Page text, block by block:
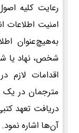
رعایت کلیه
امنیت اطلاعات
به‌هیچ‌عنوان
شخص، نهاد یا
اقدامات
مترجمان در یک
دریافت تعهد
آن‌ها اشاره نمود.